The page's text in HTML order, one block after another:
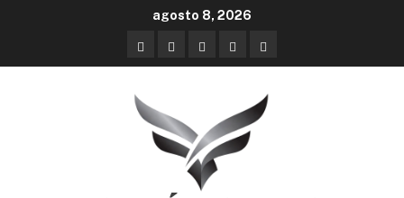
agosto 8, 2026